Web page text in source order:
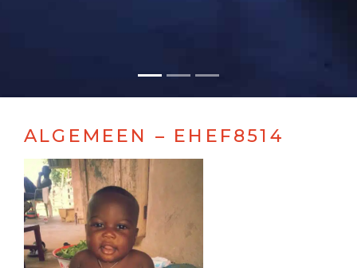
ALGEMEEN – EHEF8514